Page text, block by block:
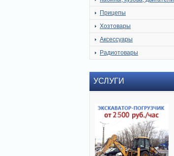
Прицепы
Хозтовары
Аксессуары
Радиотовары
УСЛУГИ